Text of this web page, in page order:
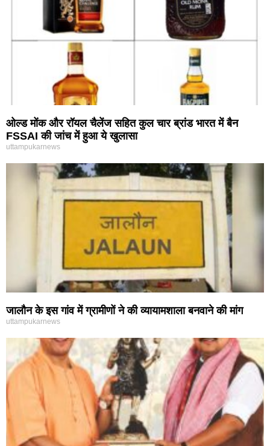
ओल्ड मोंक और रॉयल चैलेंज सहित कुल चार ब्रांड भारत में बैन
FSSAI की जांच में हुआ ये खुलासा
uttampukarnews
जालौन के इस गांव में ग्रामीणों ने की व्यायामशाला बनवाने की मांग
uttampukarnews